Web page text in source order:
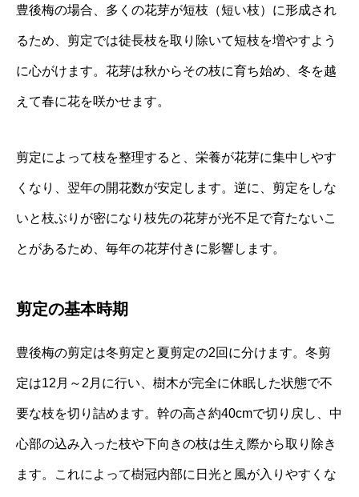
豊後梅の場合、多くの花芽が短枝（短い枝）に形成され
るため、剪定では徒長枝を取り除いて短枝を増やすよう
に心がけます。花芽は秋からその枝に育ち始め、冬を越
えて春に花を咲かせます。
剪定によって枝を整理すると、栄養が花芽に集中しやす
くなり、翌年の開花数が安定します。逆に、剪定をしな
いと枝ぶりが密になり枝先の花芽が光不足で育たないこ
とがあるため、毎年の花芽付きに影響します。
剪定の基本時期
豊後梅の剪定は冬剪定と夏剪定の2回に分けます。冬剪
定は12月～2月に行い、樹木が完全に休眠した状態で不
要な枝を切り詰めます。幹の高さ約40cmで切り戻し、中
心部の込み入った枝や下向きの枝は生え際から取り除き
ます。これによって樹冠内部に日光と風が入りやすくな